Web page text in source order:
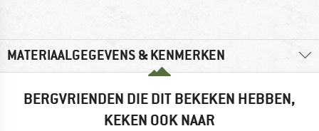
MATERIAALGEGEVENS & KENMERKEN
BERGVRIENDEN DIE DIT BEKEKEN HEBBEN,
KEKEN OOK NAAR